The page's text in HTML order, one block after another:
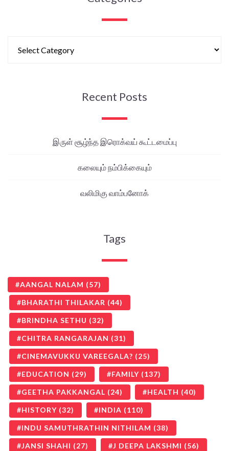
Recent Posts
இருள் சூழ்ந்த இரொக்வய் கூட்டமைப்பு
கலையும் நம்பிக்கையும்
வலிமிகு வாம்பனோக்
Tags
AANGAL NALAM (57)
BHARATHI THILAKAR (44)
BRINDHA SETHU (32)
CHITRA RANGARAJAN (31)
CINEMAVUKKU VAREEGALA? (25)
EDUCATION (29) FAMILY (137)
GEETHA PAKKANGAL (24) HEALTH (40)
HISTORY (32) INDIA (110)
INDU SAMUTHRATHIN NITHILAM (38)
JANSI SHAHI (27) J DEEPA LAKSHMI (56)